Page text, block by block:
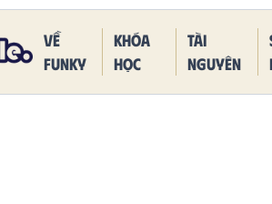
Về
funky
Khóa
học
Tài
nguyên
DK 5011 One Piece Kaido Blue Dragon